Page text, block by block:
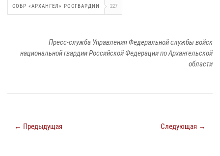
СОБР «АРХАНГЕЛ» РОСГВАРДИИ 227
Пресс-служба Управления Федеральной службы войск
национальной гвардии Российской Федерации по Архангельской
области
← Предыдущая Следующая →